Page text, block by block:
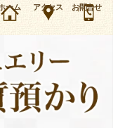
グを12万円で買取・質預かり
は大阪・豊中の質屋マルカに
ーム アクセス お問合せ